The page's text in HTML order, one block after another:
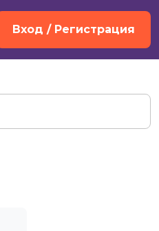
Вход / Регистрация